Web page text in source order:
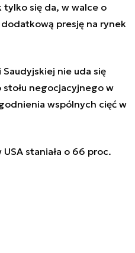
tylko się da, w walce o
presję na rynek
nie uda się
stołu negocjacyjnego w
wspólnych cięć w
staniała o 66 proc.